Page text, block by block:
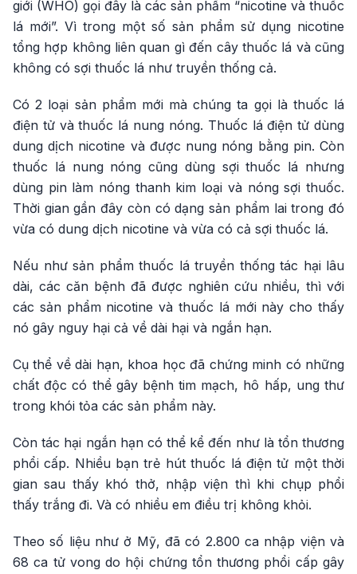
giới (WHO) gọi đây là các sản phẩm “nicotine và thuốc
lá mới”. Vì trong một số sản phẩm sử dụng nicotine
tổng hợp không liên quan gì đến cây thuốc lá và cũng
không có sợi thuốc lá như truyền thống cả.
Có 2 loại sản phẩm mới mà chúng ta gọi là thuốc lá
điện tử và thuốc lá nung nóng. Thuốc lá điện tử dùng
dung dịch nicotine và được nung nóng bằng pin. Còn
thuốc lá nung nóng cũng dùng sợi thuốc lá nhưng
dùng pin làm nóng thanh kim loại và nóng sợi thuốc.
Thời gian gần đây còn có dạng sản phẩm lai trong đó
vừa có dung dịch nicotine và vừa có cả sợi thuốc lá.
Nếu như sản phẩm thuốc lá truyền thống tác hại lâu
dài, các căn bệnh đã được nghiên cứu nhiều, thì với
các sản phẩm nicotine và thuốc lá mới này cho thấy
nó gây nguy hại cả về dài hại và ngắn hạn.
Cụ thể về dài hạn, khoa học đã chứng minh có những
chất độc có thể gây bệnh tim mạch, hô hấp, ung thư
trong khói tỏa các sản phẩm này.
Còn tác hại ngắn hạn có thể kể đến như là tổn thương
phổi cấp. Nhiều bạn trẻ hút thuốc lá điện tử một thời
gian sau thấy khó thở, nhập viện thì khi chụp phổi
thấy trắng đi. Và có nhiều em điều trị không khỏi.
Theo số liệu như ở Mỹ, đã có 2.800 ca nhập viện và
68 ca tử vong do hội chứng tổn thương phổi cấp gây